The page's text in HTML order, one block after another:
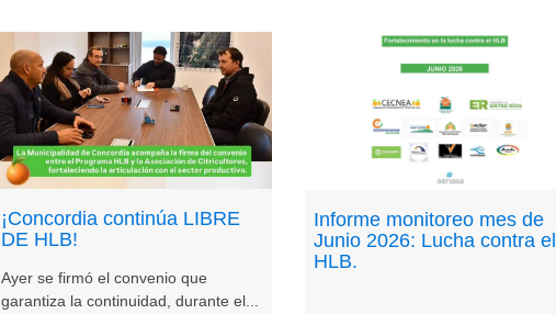
¡Concordia continúa LIBRE
DE HLB!
Ayer se firmó el convenio que
garantiza la continuidad, durante el...
Informe monitoreo mes de
Junio 2026: Lucha contra el
HLB.